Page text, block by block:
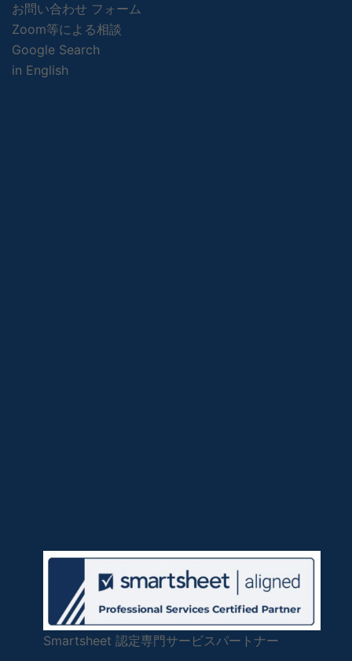
お問い合わせ フォーム
Zoom等による相談
Google Search
in English
Smartsheet 認定専門サービスパートナー